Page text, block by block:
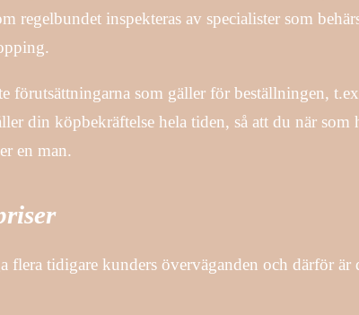
regelbundet inspekteras av specialister som
som gäller för beställningen,
din köpbekräftelse hela tiden, så att du när som
en man.
tidigare kunders överväganden och därför är